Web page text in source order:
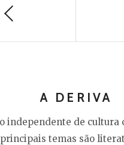
A DERIVA
independente de cultura
principais temas são